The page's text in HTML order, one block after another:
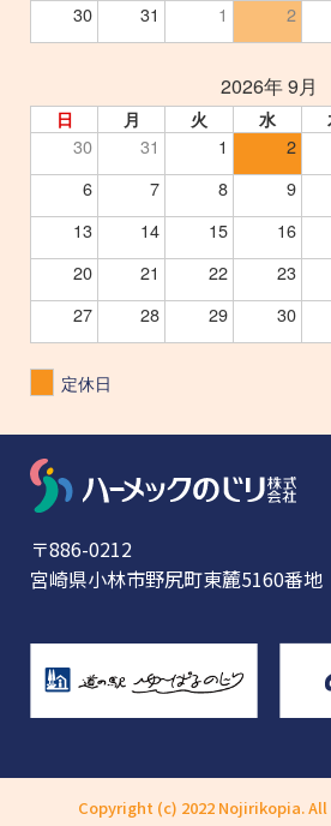
30
31 1 2
2026年 9月
日 月 火 水
30 31 1 2
6
7 8 9
13
14 15 16
20
21 22 23
27
28 29 30
定休日
〒886-0212
宮崎県小林市野尻町東麓5160番地
Copyright (c) 2022 Nojirikopia.